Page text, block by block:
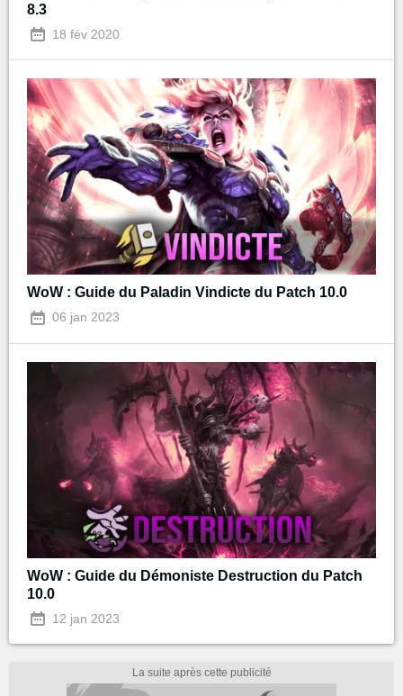
8.3
18 fév 2020
WoW : Guide du Paladin Vindicte du Patch 10.0
06 jan 2023
WoW : Guide du Démoniste Destruction du Patch
10.0
12 jan 2023